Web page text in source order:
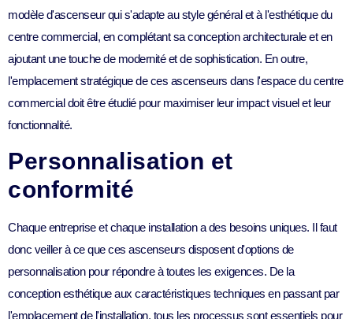
modèle d'ascenseur qui s'adapte au style général et à l'esthétique du
centre commercial, en complétant sa conception architecturale et en
ajoutant une touche de modernité et de sophistication. En outre,
l'emplacement stratégique de ces ascenseurs dans l'espace du centre
commercial doit être étudié pour maximiser leur impact visuel et leur
fonctionnalité.
Personnalisation et
conformité
Chaque entreprise et chaque installation a des besoins uniques. Il faut
donc veiller à ce que ces ascenseurs disposent d'options de
personnalisation pour répondre à toutes les exigences. De la
conception esthétique aux caractéristiques techniques en passant par
l'emplacement de l'installation, tous les processus sont essentiels pour